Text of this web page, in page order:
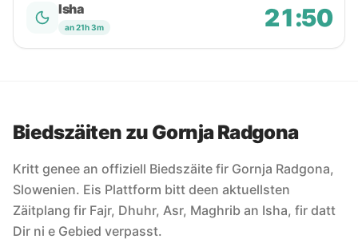
Isha
an 21h 3m 21:50
Biedszäiten zu Gornja Radgona
Kritt genee an offiziell Biedszäite fir Gornja Radgona,
Slowenien. Eis Plattform bitt deen aktuellsten
Zäitplang fir Fajr, Dhuhr, Asr, Maghrib an Isha, fir datt
Dir ni e Gebied verpasst.